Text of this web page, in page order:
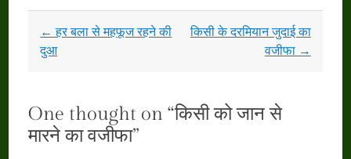
Post
navigation
← हर बला से महफूज रहने की
दुआ
किसी के दरमियान जुदाई का
वजीफा →
One thought on “किसी को जान से
मारने का वजीफा”